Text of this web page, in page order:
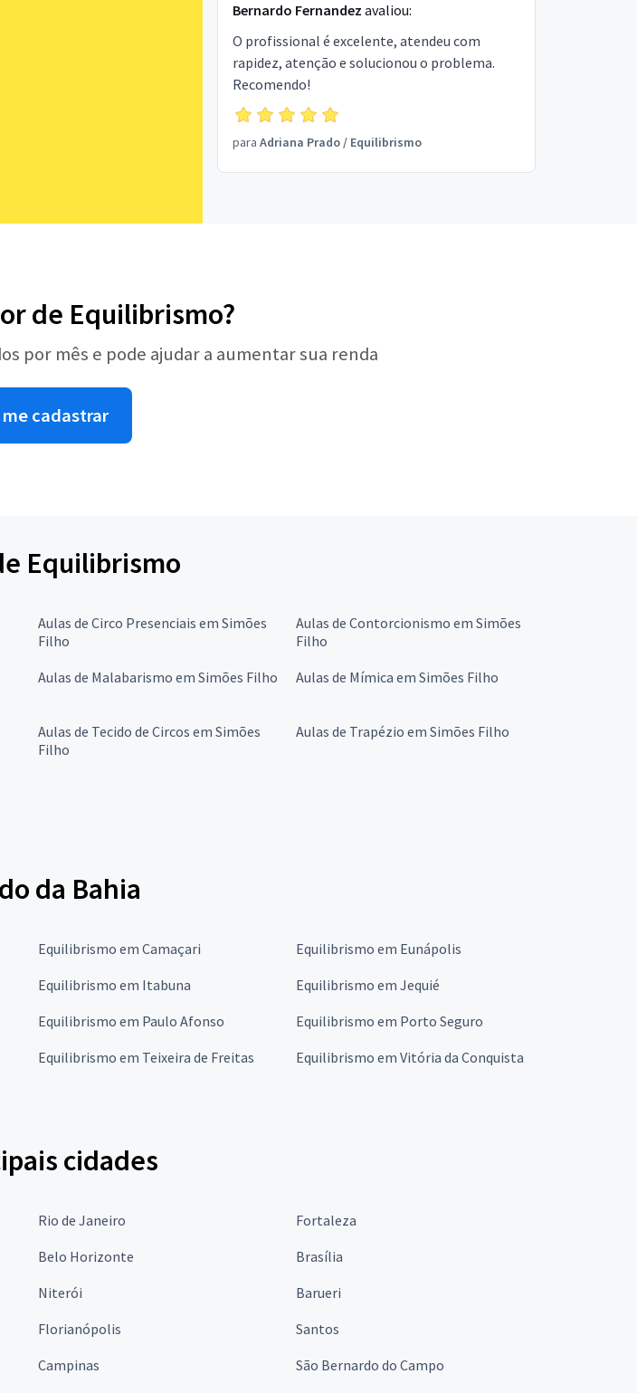
Bernardo Fernandez avaliou:
O profissional é excelente, atendeu com
rapidez, atenção e solucionou o problema.
Recomendo!
para Adriana Prado/ Equilibrismo
de Equilibrismo?
por mês e pode ajudar a aumentar sua renda
cadastrar
Equilibrismo
Aulas de Circo Presenciais em Simões
Filho
Aulas de Contorcionismo em Simões
Filho
Aulas de Malabarismo em Simões Filho Aulas de Mímica em Simões Filho
Aulas de Tecido de Circos em Simões
Filho
Aulas de Trapézio em Simões Filho
da Bahia
Equilibrismo em Camaçari
Equilibrismo em Eunápolis
Equilibrismo em Itabuna
Equilibrismo em Jequié
Equilibrismo em Paulo Afonso
Equilibrismo em Porto Seguro
Equilibrismo em Teixeira de Freitas Equilibrismo em Vitória da Conquista
cidades
Rio de Janeiro
Fortaleza
Belo Horizonte
Brasília
Niterói
Barueri
Florianópolis
Santos
Campinas
São Bernardo do Campo